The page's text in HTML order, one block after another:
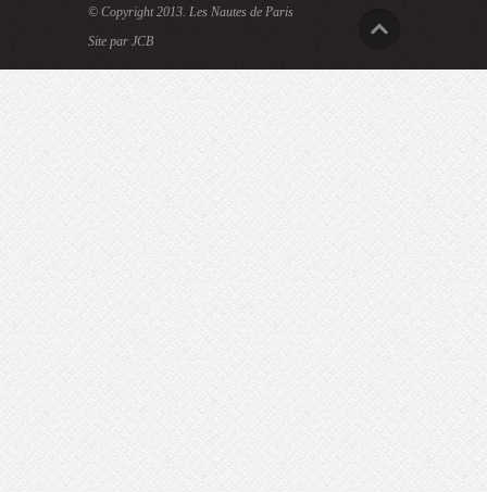
© Copyright 2013. Les Nautes de Paris
Site par JCB